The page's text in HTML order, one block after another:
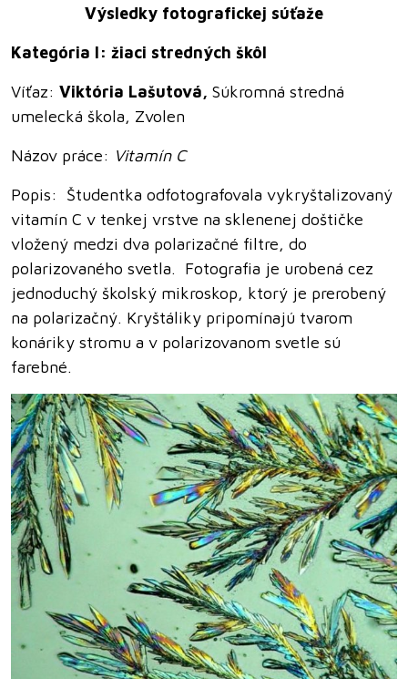
Výsledky fotografickej súťaže
Kategória I: žiaci stredných škôl
Víťaz: Viktória Lašutová, Súkromná stredná
umelecká škola, Zvolen
Názov práce: Vitamín C
Popis: Študentka odfotografovala vykryštalizovaný
vitamín C v tenkej vrstve na sklenenej doštičke
vložený medzi dva polarizačné filtre, do
polarizovaného svetla. Fotografia je urobená cez
jednoduchý školský mikroskop, ktorý je prerobený
na polarizačný. Kryštáliky pripomínajú tvarom
konáriky stromu a v polarizovanom svetle sú
farebné.